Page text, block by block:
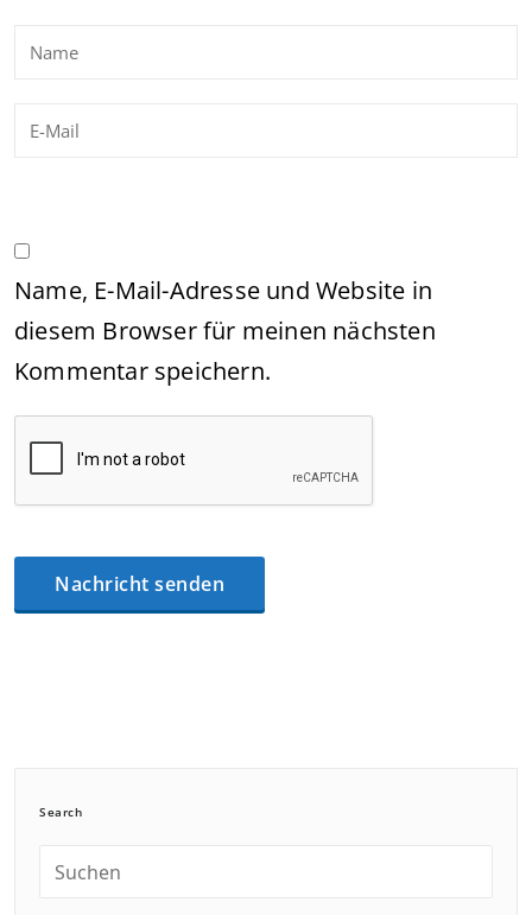
Name, E-Mail-Adresse und Website in
diesem Browser für meinen nächsten
Kommentar speichern.
Search